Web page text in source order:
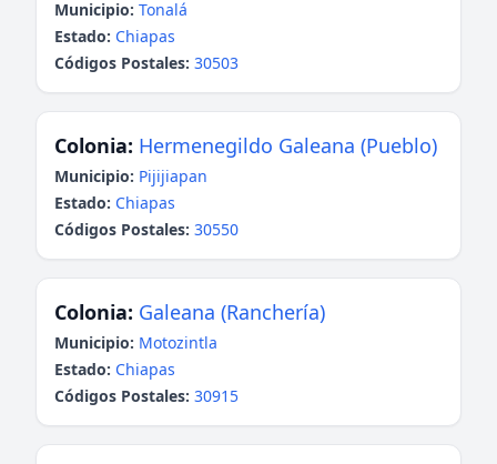
Municipio: Tonalá
Estado: Chiapas
Códigos Postales: 30503
Colonia: Hermenegildo Galeana (Pueblo)
Municipio: Pijijiapan
Estado: Chiapas
Códigos Postales: 30550
Colonia: Galeana (Ranchería)
Municipio: Motozintla
Estado: Chiapas
Códigos Postales: 30915